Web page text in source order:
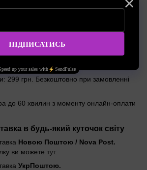
не дійсна в період знижок і
Delivery - до 60 хвилин
у межах м. Одеса при замовленні
299 грн. Безкоштовно при замовленні
до 60 хвилин з моменту онлайн-оплати
в будь-який куточок світу
Новою Поштою / Nova Post.
ви можете тут.
УкрПоштою.